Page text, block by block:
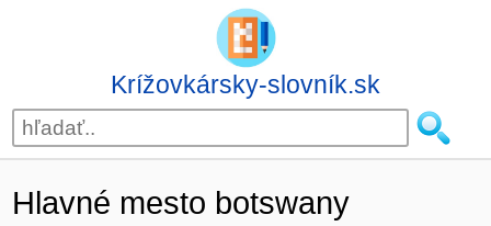
Krížovkársky-slovník.sk
Hlavné mesto botswany